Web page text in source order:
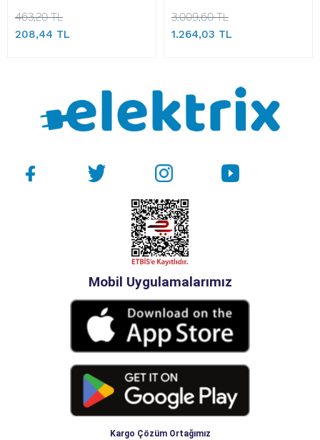
463,20 TL
208,44 TL
3.009,60 TL
1.264,03 TL
Mobil Uygulamalarımız
Kargo Çözüm Ortağımız